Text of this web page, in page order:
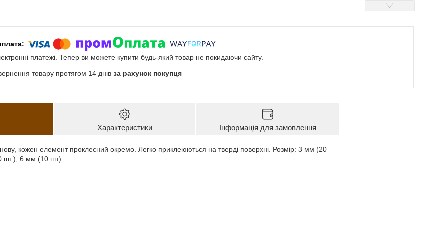
платежі. Тепер ви можете купити будь-який товар не покидаючи сайту.
товару протягом 14 днів за рахунок покупця
Характеристики Інформація для замовлення
кожен елемент проклеєний окремо. Легко приклеюються на тверді поверхні. Розмір: 3 мм (20
шт.), 6 мм (10 шт).